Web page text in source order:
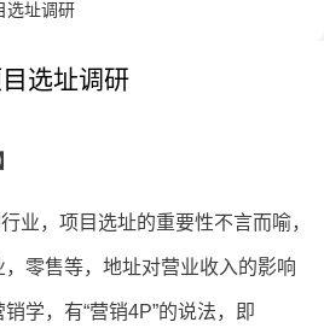
选址调研
选址调研
，项目选址的重要性不言而喻，
零售等，地址对营业收入的影响
学，有“营销4P”的说法，即